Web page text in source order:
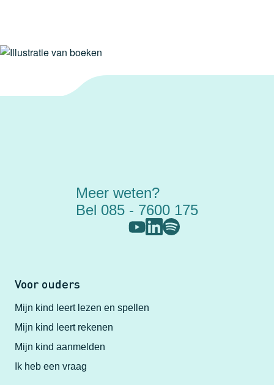
Meer weten?
Bel 085 - 7600 175
Voor ouders
Mijn kind leert lezen en spellen
Mijn kind leert rekenen
Mijn kind aanmelden
Ik heb een vraag